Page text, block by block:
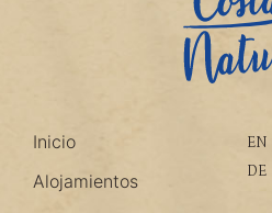
Inicio
Alojamientos
EN
DE